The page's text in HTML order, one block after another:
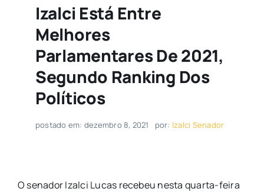
Izalci Está Entre
Melhores
Parlamentares De 2021,
Segundo Ranking Dos
Políticos
postado em: dezembro 8, 2021 por: Izalci Senador
O senador Izalci Lucas recebeu nesta quarta-feira